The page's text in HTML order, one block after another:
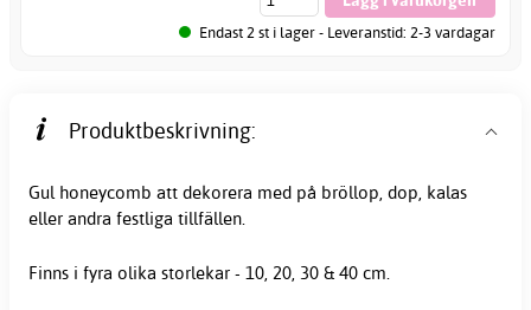
Endast 2 st i lager - Leveranstid: 2-3 vardagar
Produktbeskrivning:
Gul honeycomb att dekorera med på bröllop, dop, kalas
eller andra festliga tillfällen.
Finns i fyra olika storlekar - 10, 20, 30 & 40 cm.